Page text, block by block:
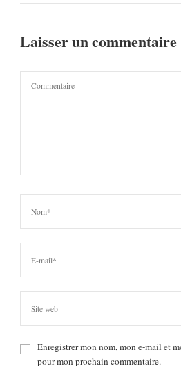
Laisser un commentaire
Enregistrer mon nom, mon e-mail et
pour mon prochain commentaire.